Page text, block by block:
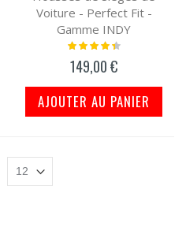
Voiture - Perfect Fit -
Gamme INDY
Notation:
149,00 €
AJOUTER AU PANIER